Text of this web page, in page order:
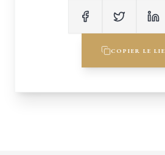
COPIER